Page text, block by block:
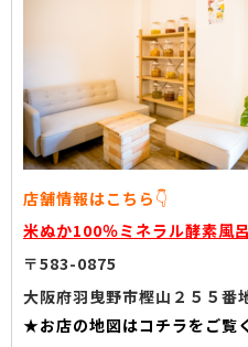
店舗情報はこちら 👇
米ぬか100％ミネラル酵素風
〒583-0875
大阪府羽曳野市樫山２５５番
★お店の地図はコチラをご覧